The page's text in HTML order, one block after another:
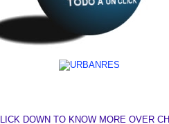
DOWN TO KNOW MORE OVER